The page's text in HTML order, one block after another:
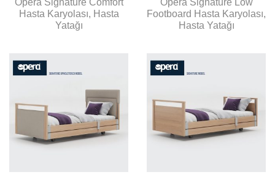
Opera Signature Comfort
Hasta Karyolası, Hasta
Yatağı
Opera Signature Low
Footboard Hasta Karyolası,
Hasta Yatağı